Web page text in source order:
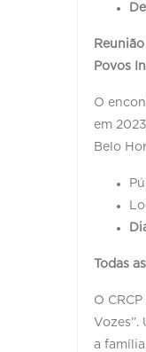
Povos
O
em
Belo
Todas
O
a